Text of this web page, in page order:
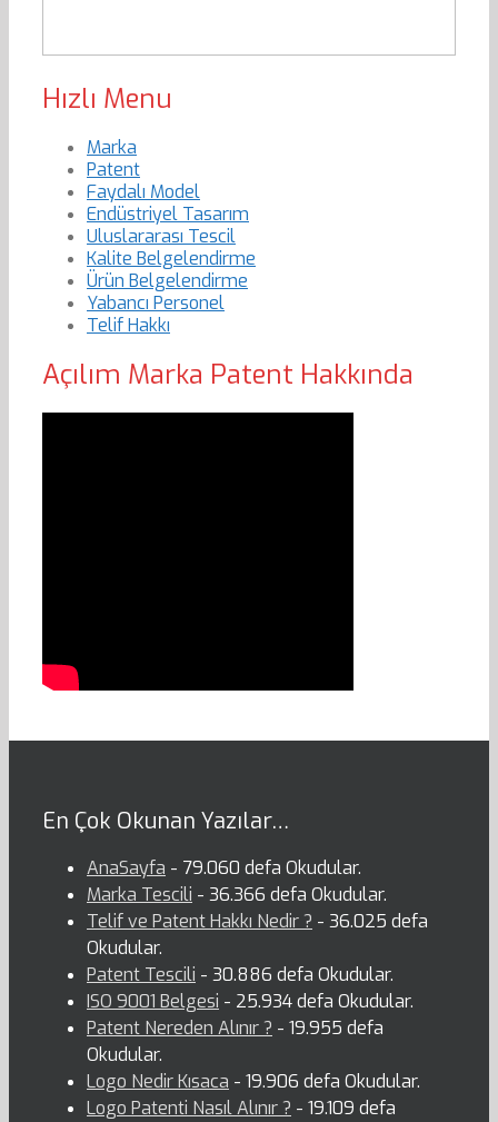
Hızlı Menu
Marka
Patent
Faydalı Model
Endüstriyel Tasarım
Uluslararası Tescil
Kalite Belgelendirme
Ürün Belgelendirme
Yabancı Personel
Telif Hakkı
Açılım Marka Patent Hakkında
En Çok Okunan Yazılar…
AnaSayfa - 79.060 defa Okudular.
Marka Tescili - 36.366 defa Okudular.
Telif ve Patent Hakkı Nedir ? - 36.025 defa
Okudular.
Patent Tescili - 30.886 defa Okudular.
ISO 9001 Belgesi - 25.934 defa Okudular.
Patent Nereden Alınır ? - 19.955 defa
Okudular.
Logo Nedir Kısaca - 19.906 defa Okudular.
Logo Patenti Nasıl Alınır ? - 19.109 defa